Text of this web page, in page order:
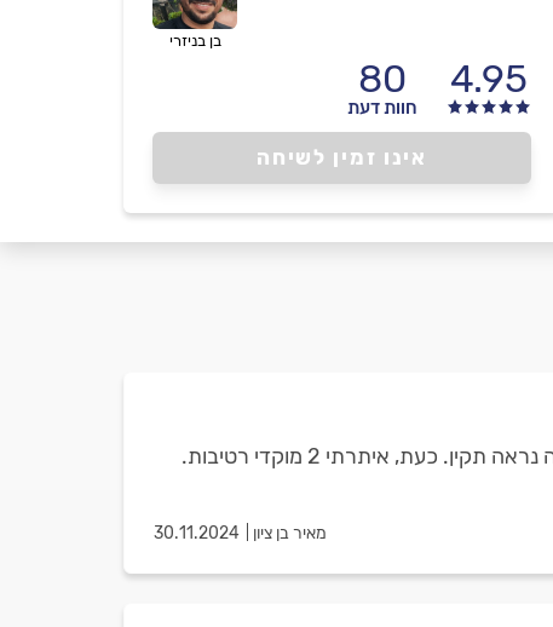
4.95
80
חוות דעת
בן בניזרי
אינו זמין לשיחה
היי, שיפצתי את הגג וביצעתי איטום חוזר בעזרת יריעות ביטומניות. בסיום ההליך, בוצעו בדיקות תקינות והכל היה נראה תקין. כעת, איתרתי 2 מוקדי רטיבות.
מאיר בן ציון 30.11.2024